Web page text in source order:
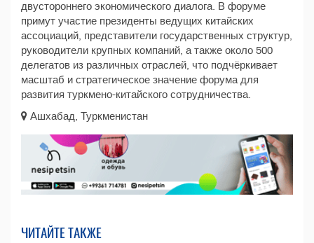
двустороннего экономического диалога. В форуме
примут участие президенты ведущих китайских
ассоциаций, представители государственных структур,
руководители крупных компаний, а также около 500
делегатов из различных отраслей, что подчёркивает
масштаб и стратегическое значение форума для
развития туркмено-китайского сотрудничества.
Ашхабад, Туркменистан
ЧИТАЙТЕ ТАКЖЕ